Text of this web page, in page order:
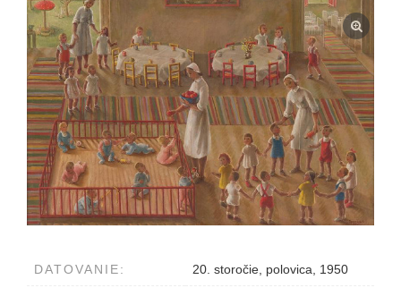
DATOVANIE: 20. storočie, polovica, 1950